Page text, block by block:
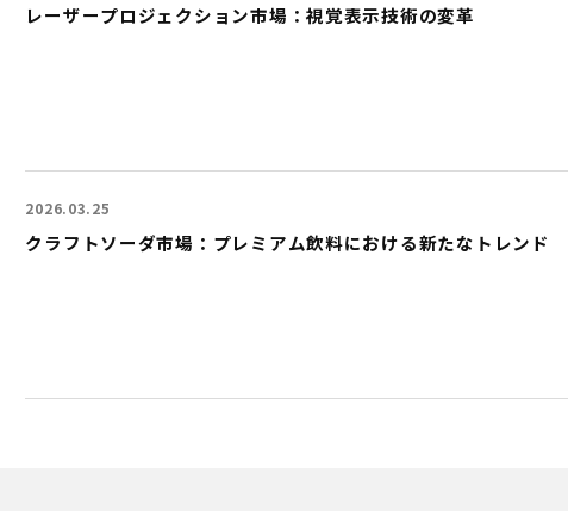
レーザープロジェクション市場：視覚表示技術の変革
クラフトソーダ市場：プレミアム飲料における新たなトレンド
2026.03.25